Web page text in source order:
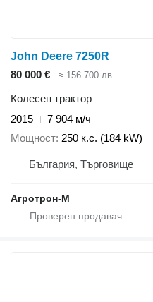
John Deere 7250R
80 000 €
≈ 156 700 лв.
Колесен трактор
2015
7 904 м/ч
Мощност 250 к.с. (184 kW)
България, Търговище
Агротрон-М